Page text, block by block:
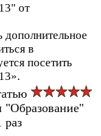
от
в
посетить
"Образование"
раз